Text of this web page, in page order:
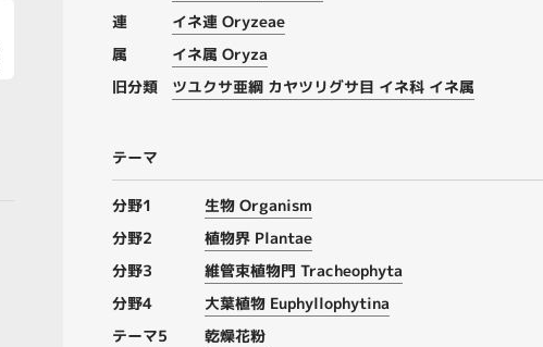
連
イネ連 Oryzeae
属
イネ属 Oryza
旧分類
ツユクサ亜綱 カヤツリグサ目 イネ科 イネ属
テーマ
分野1
生物 Organism
分野2
植物界 Plantae
分野3
維管束植物門 Tracheophyta
分野4
大葉植物 Euphyllophytina
テーマ5
乾燥花粉